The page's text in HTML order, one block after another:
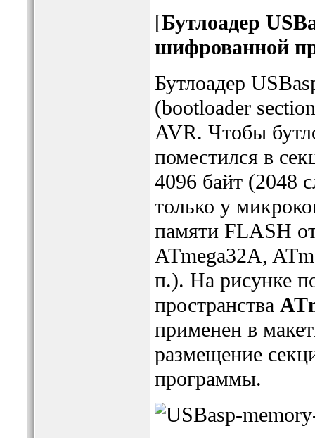
[Бутлоадер
шифрованной
Бутлоадер
(bootloader
AVR. Чтобы
поместился в
4096 байт (2048
только у
памяти FLASH
ATmega32A,
п.). На рисунке
пространства
применен в
размещение
программы.